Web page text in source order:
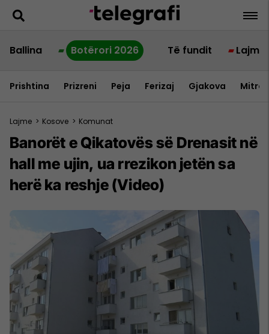
Ballina Botërori 2026 Të fundit Lajme
Prishtina Prizreni Peja Ferizaj Gjakova
Lajme > Kosove > Komunat
Banorët e Qikatovës së Drenasit në
hall me ujin, ua rrezikon jetën sa
herë ka reshje (Video)